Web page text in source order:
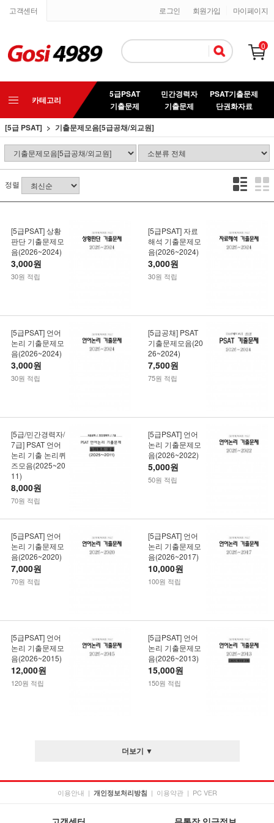
고객센터 마이페이지
회원가입
로그인
0
카테고리
5급PSAT
기출문제
민간경력자
기출문제
PSAT기출문제
단권화자료
[5급 PSAT]
기출문제모음[5급공채/외교원]
정렬
[5급PSAT] 상황
판단 기출문제모
음(2026~2024)
3,000원
30원 적립
[5급PSAT] 자료
해석 기출문제모
음(2026~2024)
3,000원
30원 적립
[5급PSAT] 언어
논리 기출문제모
음(2026~2024)
3,000원
30원 적립
[5급공채] PSAT
기출문제모음(20
26~2024)
7,500원
75원 적립
[5급/민간경력자/
7급] PSAT 언어
논리 기출 논리퀴
즈모음(2025~20
11)
8,000원
70원 적립
[5급PSAT] 언어
논리 기출문제모
음(2026~2022)
5,000원
50원 적립
[5급PSAT] 언어
논리 기출문제모
음(2026~2020)
7,000원
70원 적립
[5급PSAT] 언어
논리 기출문제모
음(2026~2017)
10,000원
100원 적립
[5급PSAT] 언어
논리 기출문제모
음(2026~2015)
12,000원
120원 적립
[5급PSAT] 언어
논리 기출문제모
음(2026~2013)
15,000원
150원 적립
더보기 ▼
이용안내 | 개인정보처리방침 | 이용약관 | PC VER